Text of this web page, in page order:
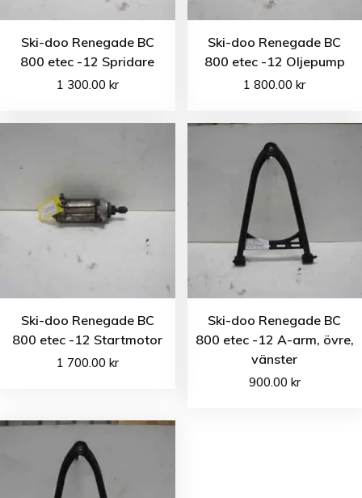
Ski-doo Renegade BC
800 etec -12 Spridare
1 300.00 kr
Ski-doo Renegade BC
800 etec -12 Oljepump
1 800.00kr
Ski-doo Renegade BC
800 etec -12 Startmotor
1 700.00 kr
Ski-doo Renegade BC
800 etec -12 A-arm, övre,
vänster
900.00 kr